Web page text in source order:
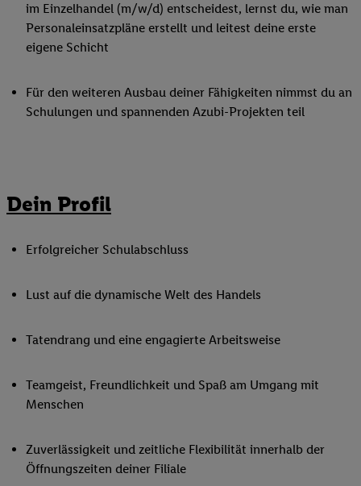
im Einzelhandel (m/w/d) entscheidest, lernst du, wie man
Personaleinsatzpläne erstellt und leitest deine erste
eigene Schicht
Für den weiteren Ausbau deiner Fähigkeiten nimmst du an
Schulungen und spannenden Azubi-Projekten teil
Dein Profil
Erfolgreicher Schulabschluss
Lust auf die dynamische Welt des Handels
Tatendrang und eine engagierte Arbeitsweise
Teamgeist, Freundlichkeit und Spaß am Umgang mit
Menschen
Zuverlässigkeit und zeitliche Flexibilität innerhalb der
Öffnungszeiten deiner Filiale